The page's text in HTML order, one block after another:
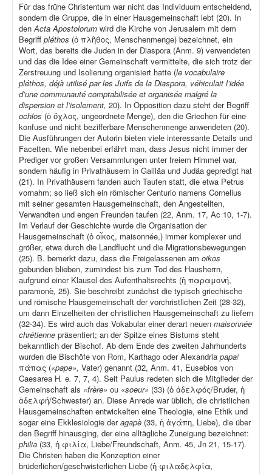
Für das frühe Christentum war nicht das Individuum entscheidend,
sondern die Gruppe, die in einer Hausgemeinschaft lebt (20). In
denActa Apostolorum wird die Kirche von Jerusalem mit dem
Begriff pléthos (ὁ πλῆθος, Menschenmenge) bezeichnet, ein
Wort, das bereits die Juden in der Diaspora (Anm. 9) verwendeten
und das die Idee einer Gemeinschaft vermittelte, die sich trotz der
Zerstreuung und Isolierung organisiert hatte (le vocabulaire
pléthos, déjà utilisé par les Juifs de la Diaspora, véhiculait l’idée
d’une communauté comptabilisée et organisée malgré la
dispersion et l’isolement, 20). In Opposition dazu steht der Begriff
ochlos (ὁ ὄχλος, ungeordnete Menge), den die Griechen für eine
konfuse und nicht bezifferbare Menschenmenge anwendeten (20).
Die Ausführungen der Autorin bieten viele interessante Details und
Facetten. Wie nebenbei erfährt man, dass Jesus nicht immer der
Prediger vor großen Versammlungen unter freiem Himmel war,
sondern häufig in Privathäusern in Galiläa und Judäa gepredigt hat
(21). In Privathäusern fanden auch Taufen statt, die etwa Petrus
vornahm; so ließ sich ein römischer Centurio namens Cornelius
mit seiner gesamten Hausgemeinschaft, den Angestellten,
Verwandten und engen Freunden taufen (22, Anm. 17, Ac 10, 1-7).
Im Verlauf der Geschichte wurde die Organisation der
Hausgemeinschaft (ὁ οἶκος, maisonnée,) immer komplexer und
größer, etwa durch die Landflucht und die Migrationsbewegungen
(25). B. bemerkt dazu, dass die Freigelassenen am oikos
gebunden blieben, zumindest bis zum Tod des Hausherrn,
aufgrund einer Klausel des Aufenthaltsrechts (ἡ παραμονή,
paramonè, 25). Sie beschreibt zunächst die typisch griechische
und römische Hausgemeinschaft der vorchristlichen Zeit (28-32),
um dann Einzelheiten der christlichen Hausgemeinschaft zu liefern
(32-34). Es wird auch das Vokabular einer derart neuen maisonnée
chrétienne präsentiert; an der Spitze eines Bistums steht
bekanntlich der Bischof. Ab dem Ende des zweiten Jahrhunderts
wurden die Bischöfe von Rom, Karthago oder Alexandria papa/
πάπας («pape», Vater) genannt (32, Anm. 41, Eusebios von
Caesarea H. e. 7, 7, 4). Seit Paulus redeten sich die Mitglieder der
Gemeinschaft als «frère» ou «soeur» (33) (ὁ ἀδελφός/Bruder, ἡ
ἀδελφή/Schwester) an. Diese Anrede war üblich, die christlichen
Hausgemeinschaften entwickelten eine Theologie, eine Ethik und
sogar eine Ekklesiologie deragapè (33, ἡ ἀγάπη, Liebe), die über
den Begriff hinausging, der eine alltägliche Zuneigung bezeichnet:
philia (33, ἡ φιλία, Liebe/Freundschaft, Anm. 45, Jn 21, 15-17).
Die Christen haben die Konzeption einer
brüderlichen/geschwisterlichen Liebe (ἡ φιλαδελφία,